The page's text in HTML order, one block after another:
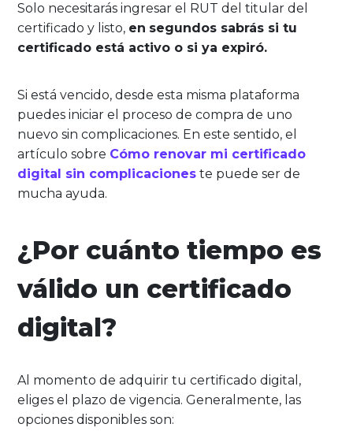
Solo necesitarás ingresar el RUT del titular del
certificado y listo, en segundos sabrás si tu
certificado está activo o si ya expiró.
Si está vencido, desde esta misma plataforma
puedes iniciar el proceso de compra de uno
nuevo sin complicaciones. En este sentido, el
artículo sobre Cómo renovar mi certificado
digital sin complicaciones te puede ser de
mucha ayuda.
¿Por cuánto tiempo es
válido un certificado
digital?
Al momento de adquirir tu certificado digital,
eliges el plazo de vigencia. Generalmente, las
opciones disponibles son: